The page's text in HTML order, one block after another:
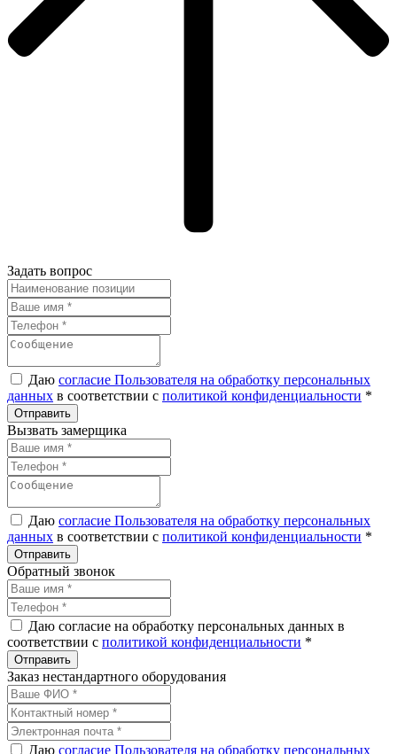
Задать вопрос
Даю согласие Пользователя на обработку персональных
данных в соответствии с политикой конфиденциальности *
Вызвать замерщика
Даю согласие Пользователя на обработку персональных
данных в соответствии с политикой конфиденциальности *
Обратный звонок
Даю согласие на обработку персональных данных в
соответствии с политикой конфиденциальности *
Заказ нестандартного оборудования
Даю согласие Пользователя на обработку персональных